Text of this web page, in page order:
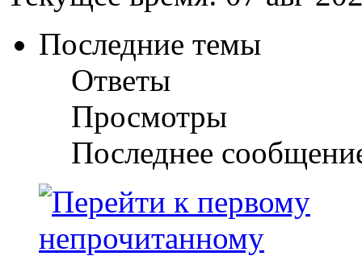
Последние темы
Ответы
Просмотры
Последнее